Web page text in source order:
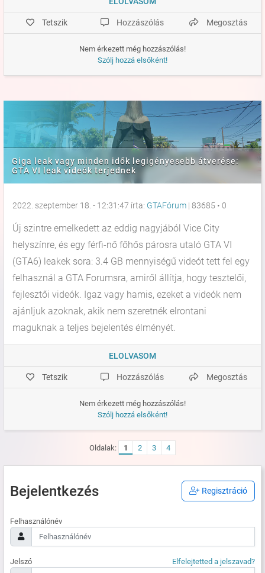
Tetszik Hozzászólás Megosztás
Nem érkezett még hozzászólás!
Szólj hozzá elsőként!
Giga leak vagy minden idők legigényesebb átverése:
GTA VI leak videók terjednek
2022. szeptember 18. - 12:31:47 írta: GTAFórum | 83685 • 0
Új szintre emelkedett az eddig nagyjából Vice City
helyszínre, és egy férfi-nő főhős párosra utaló GTA VI
(GTA6) leakek sora: 3.4 GB mennyiségű videót tett fel egy
felhasznál a GTA Forumsra, amiről állítja, hogy tesztelői,
fejlesztői videók. Igaz vagy hamis, ezeket a videók nem
ajánljuk azoknak, akik nem szeretnék elrontani
maguknak a teljes bejelentés élményét.
ELOLVASOM
Tetszik Hozzászólás Megosztás
Nem érkezett még hozzászólás!
Szólj hozzá elsőként!
Oldalak: 1 2 3 4
Regisztráció
Bejelentkezés
Felhasználónév
Jelszó Elfelejtetted a jelszavad?